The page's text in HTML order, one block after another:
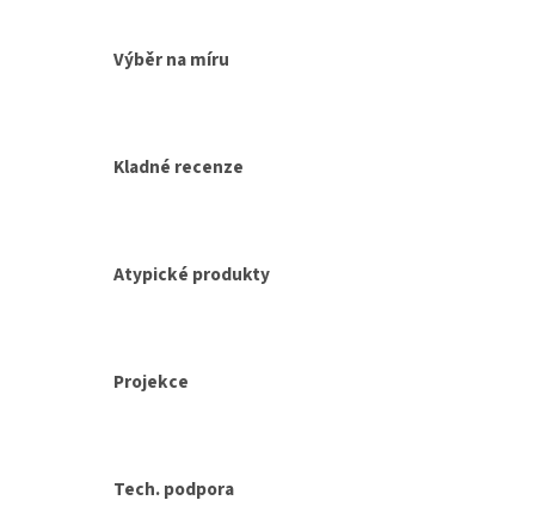
Výběr na míru
Kladné recenze
Atypické produkty
Projekce
Tech. podpora